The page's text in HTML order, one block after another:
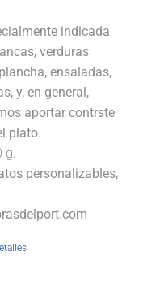
indicada
verduras
ensaladas,
y, en general,
aportar contrste
plato.
g.
personalizables,